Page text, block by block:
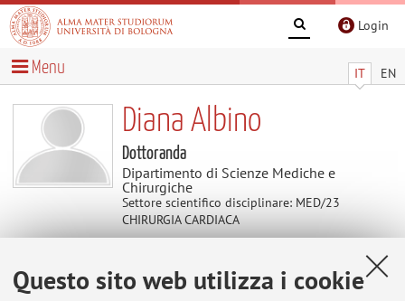
Questo sito web utilizza i cookie
Login
IT EN
Menu
Diana Albino
Dottoranda
Dipartimento di Scienze Mediche e
Chirurgiche
Settore scientifico disciplinare: MED/23
CHIRURGIA CARDIACA
Contatti